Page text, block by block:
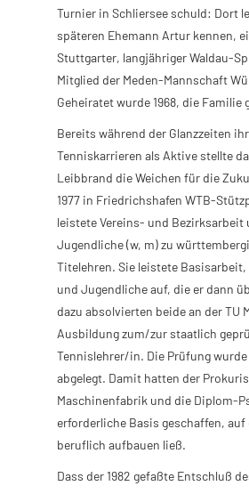
Turnier in Schliersee schuld: Dort
späteren Ehemann Artur kennen,
Stuttgarter, langjähriger Waldau-
Mitglied der Meden-Mannschaft
Geheiratet wurde 1968, die Familie
Bereits während der Glanzzeiten
Tenniskarrieren als Aktive stellte
Leibbrand die Weichen für die
1977 in Friedrichshafen WTB-
leistete Vereins- und
Jugendliche (w, m) zu
Titelehren. Sie leistete
und Jugendliche auf, die er dann
dazu absolvierten beide an der TU
Ausbildung zum/zur staatlich
Tennislehrer/in. Die Prüfung
abgelegt. Damit hatten der
Maschinenfabrik und die Diplom-
erforderliche Basis geschaffen, auf
beruflich aufbauen ließ.
Dass der 1982 gefaßte Entschluß